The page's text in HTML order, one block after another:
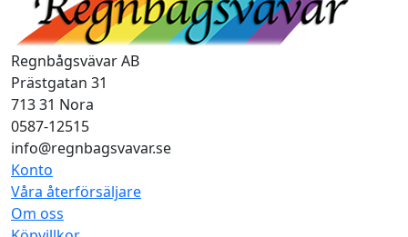
Regnbågsvävar AB
Prästgatan 31
713 31 Nora
0587-12515
info@regnbagsvavar.se
Konto
Våra återförsäljare
Om oss